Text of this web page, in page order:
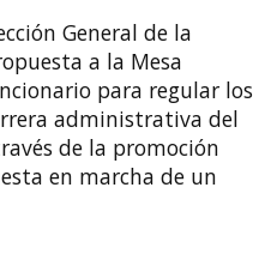
General de la
a la Mesa
para regular los
administrativa del
de la promoción
en marcha de un